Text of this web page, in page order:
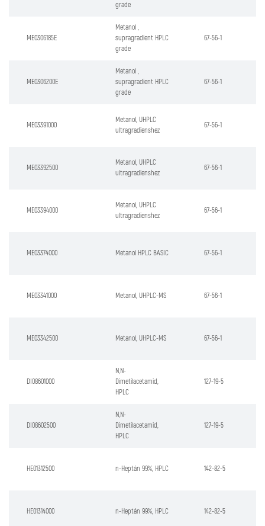
grade
ME0306185E
Metanol ,
supragradient HPLC
grade
67-56-1
ME0306200E
Metanol ,
supragradient HPLC
grade
67-56-1
ME03391000
Metanol, UHPLC
ultragradienshez
67-56-1
ME03392500
Metanol, UHPLC
ultragradienshez
67-56-1
ME03394000
Metanol, UHPLC
ultragradienshez
67-56-1
ME03374000 Metanol HPLC BASIC 67-56-1
ME03341000 Metanol, UHPLC-MS 67-56-1
ME03342500 Metanol, UHPLC-MS 67-56-1
DI08601000
N,N-
Dimetilacetamid,
HPLC
127-19-5
DI08602500
N,N-
Dimetilacetamid,
HPLC
127-19-5
HE01312500 n-Heptán 99%, HPLC 142-82-5
HE01314000 n-Heptán 99%, HPLC 142-82-5